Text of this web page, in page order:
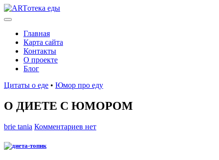
Главная
Карта сайта
Контакты
О проекте
Блог
Цитаты о еде • Юмор про еду
О ДИЕТЕ С ЮМОРОМ
brie tania Комментариев нет